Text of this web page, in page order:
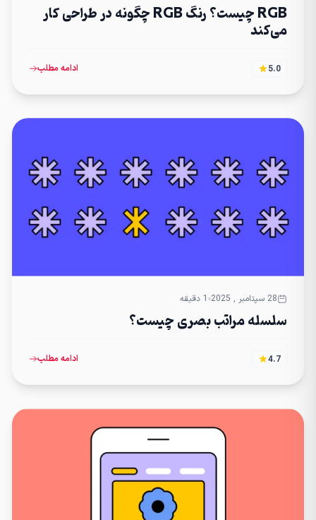
RGB چیست؟ رنگ RGB چگونه در طراحی کار
می‌کند
5.0 ادامه مطلب
28 سپتامبر , 2025 1 دقیقه
سلسله مراتب بصری چیست؟
4.7 ادامه مطلب